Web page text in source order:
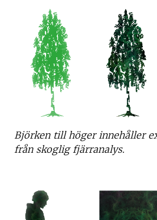
Björken till höger innehåller
från skoglig fjärranalys.